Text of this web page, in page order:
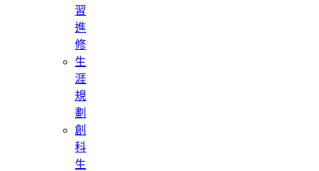
習
進
修
生
涯
規
劃
創
科
生